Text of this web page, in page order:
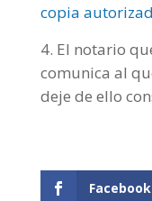
copia
El notario
comunica al
deje de ello
Facebook